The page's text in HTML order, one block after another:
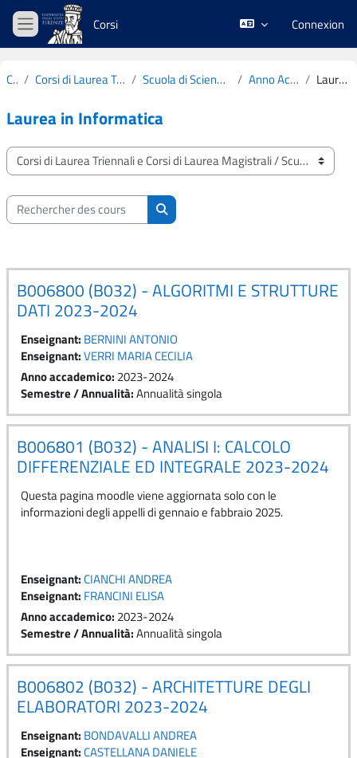
Passer au contenu principal
Panneau latéral
Corsi Connexion
Cours Corsi di Laurea Triennali e Corsi di Laurea Magistrali Scuola di Scienze Matematiche, Fisiche e Naturali Anno Accademico 2023-2024 Laurea in Informatica
Laurea in Informatica
Catégories de cours
Rechercher des cours
Rechercher des cours
B006800 (B032) - ALGORITMI E STRUTTURE
DATI 2023-2024
Enseignant: BERNINI ANTONIO
Enseignant:VERRI MARIA CECILIA
Anno accademico: 2023-2024
Semestre / Annualità:Annualità singola
B006801 (B032) - ANALISI I: CALCOLO
DIFFERENZIALE ED INTEGRALE 2023-2024
Questa pagina moodle viene aggiornata solo con le
informazioni degli appelli di gennaio e fabbraio 2025.
Enseignant:CIANCHI ANDREA
Enseignant: FRANCINI ELISA
Anno accademico: 2023-2024
Semestre / Annualità:Annualità singola
B006802 (B032) - ARCHITETTURE DEGLI
ELABORATORI 2023-2024
Enseignant: BONDAVALLI ANDREA
Enseignant:CASTELLANA DANIELE